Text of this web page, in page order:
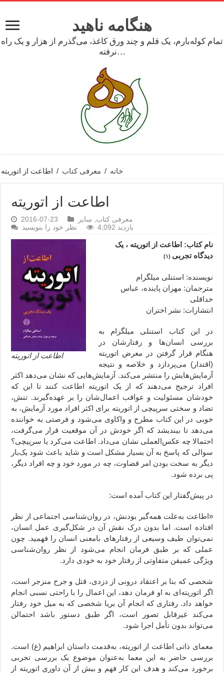
هنگامه ناهید
تمام کوله‌بارم، یک قلم و چند ورق کاغذ، می‌گذرم از هزار و یک راه
نرفته…
خانه / معرفی کتاب / اطاعت از اتوریته
اطاعت از اتوریته
2016-07-23 معرفی کتاب
سایر
نظر خود را بنویسید
4,092 بازدید
اطاعت از اتوریته
نام کتاب: اطاعت از اتوریته ، یک
دیدگاه تجربی (۱)
نویسنده: استنلی میلگرام
مترجمان: مهران پاینده، عباس
خداقلی
انتشارات: نشر اختران
در این کتاب استنلی میلگرام به
بررسی انسان‌ها و رفتارشان در
هنگام قرار گرفتن در معرض اتوریته
(اقتدار) می‌پردازد و خلاصه و نتیجه
آزمایش‌هایش را منتشر می‌کند. آزمایش‌هایی که نشان می‌دهد اکثر
افراد ترجیح می‌دهند که از یک اتوریته اطاعت کنند تا این‌ که
خودشان مسئولیت و عواقب اعمال‌شان را بر عهده‌گیرند. تنش،
تضاد و سختی سرپیچی از اتوریته برای اکثر افراد مورد آزمایش، به
خوبی در این کتاب مطرح و واکاوی می‌شود و فرصتی به خواننده
می‌دهد تا بیندیشد که اگر خودش در آن موقعیت قرار می‌گرفت،
احتمالا چه عکس‌العملی نشان می‌داد. اطاعت می‌کرد یا سرپیچی؟
سوالی که پاسخ به آن بسیار مشکل است و شاید باعث شود یک‌بار
دیگر به سخت بودن امر قضاوت، چه در مورد خود و چه افراد دیگر،
پی برده شود.
در پیش‌گفتار این کتاب آمده است:
«اطاعت به‌علت همه‌گیر بودنش، در روان‌شناسی اجتماعی از نظر
افتاده است. اما بدون درک نقش آن در شکل‌گیری عمل انسان،
نمی‌توان طیف وسیعی از رفتارهای بامعنی انسان را فهمید. چون
عملی که بر طبق فرمان انجام می‌شود از نظر روان‌شناسی
ویژگی عمیقن متفاوتی از رفتار خود به خودی دارد.
شخصی که بنا بر اعتقاد درونی از دزدی، قتل و جرح منزجر است،
اگر اتوریته‌ای به او فرمان دهد، این اعمال را با راحتی نسبی انجام
خواهد داد. رفتاری که انجام آن بریا شخصی که به میل خود رفتار
می‌کند غیرقابل تصور است، اگر طبق دستور باشد احتمالن
می‌تواند بدون تأمل اجرا شود.
معمای ذاتی اطاعت از اتوریته، به‌قدمت داستان ابراهیم (ع) است.
بررسی حاضر به این معما به‌عنوان موضوع یک بررسی تجربی
برخورد می‌کند و هدف این کار فهم و بیش از آن داوریِ اتوریته از